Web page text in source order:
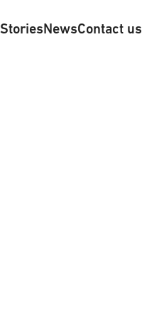
StoriesNewsContact us